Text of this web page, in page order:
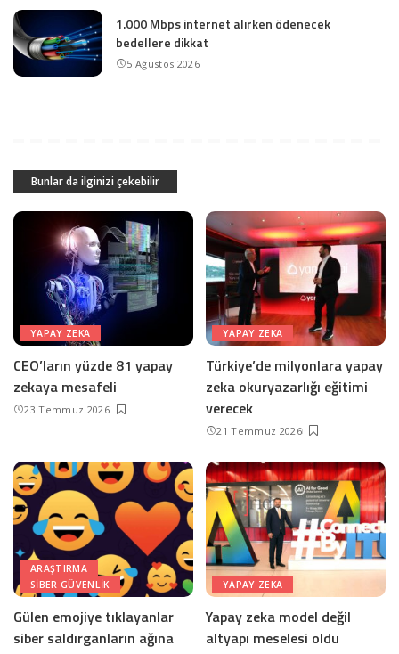
1.000 Mbps internet alırken ödenecek
bedellere dikkat
5 Ağustos 2026
Bunlar da ilginizi çekebilir
YAPAY ZEKA
CEO’ların yüzde 81 yapay
zekaya mesafeli
23 Temmuz 2026
YAPAY ZEKA
Türkiye’de milyonlara yapay
zeka okuryazarlığı eğitimi
verecek
21 Temmuz 2026
ARAŞTIRMA
SIBER GÜVENLIK
Gülen emojiye tıklayanlar
siber saldırganların ağına
YAPAY ZEKA
Yapay zeka model değil
altyapı meselesi oldu